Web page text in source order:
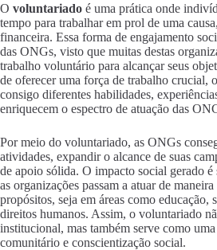
O voluntariado é uma prática onde
tempo para trabalhar em prol de uma
financeira. Essa forma de engajamento
das ONGs, visto que muitas destas
trabalho voluntário para alcançar seus
de oferecer uma força de trabalho crucial,
consigo diferentes habilidades,
enriquecem o espectro de atuação das
Por meio do voluntariado, as ONGs
atividades, expandir o alcance de suas
de apoio sólida. O impacto social gerado
as organizações passam a atuar de
propósitos, seja em áreas como educação,
direitos humanos. Assim, o voluntariado
institucional, mas também serve como
comunitário e conscientização social.